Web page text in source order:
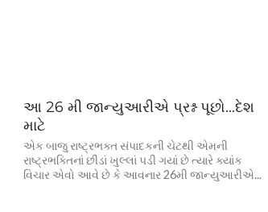
આ 26 મી જાન્યુઆરીએ પ્રશ્ન પૂછો…દેશ
માટે
એક બાજુ રાષ્ટ્રભક્ત સંપાદકની ચેટથી એમની
રાષ્ટ્રભક્તિનાં છીંડાં ખુલ્લાં પડી ગયાં છે ત્યારે ક્યાંક
વિચાર એવો આવે છે કે આવનાર 26મી જાન્યુઆરીએ...